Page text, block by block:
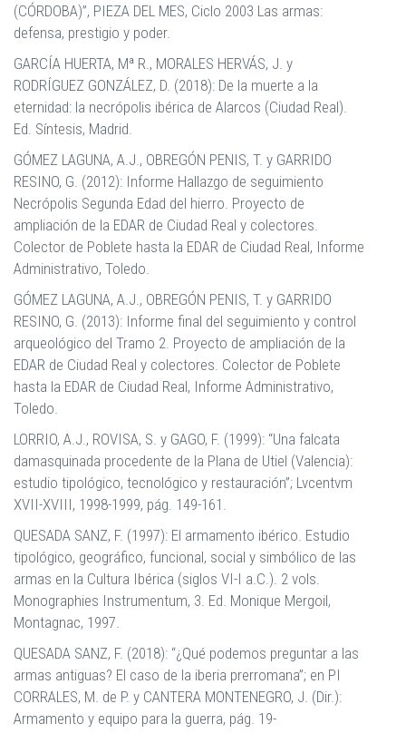
(CÓRDOBA)”, PIEZA DEL MES, Ciclo 2003 Las armas:
defensa, prestigio y poder.
GARCÍA HUERTA, Mª R., MORALES HERVÁS, J. y
RODRÍGUEZ GONZÁLEZ, D. (2018): De la muerte a la
eternidad: la necrópolis ibérica de Alarcos (Ciudad Real).
Ed. Síntesis, Madrid.
GÓMEZ LAGUNA, A.J., OBREGÓN PENIS, T. y GARRIDO
RESINO, G. (2012): Informe Hallazgo de seguimiento
Necrópolis Segunda Edad del hierro. Proyecto de
ampliación de la EDAR de Ciudad Real y colectores.
Colector de Poblete hasta la EDAR de Ciudad Real, Informe
Administrativo, Toledo.
GÓMEZ LAGUNA, A.J., OBREGÓN PENIS, T. y GARRIDO
RESINO, G. (2013): Informe final del seguimiento y control
arqueológico del Tramo 2. Proyecto de ampliación de la
EDAR de Ciudad Real y colectores. Colector de Poblete
hasta la EDAR de Ciudad Real, Informe Administrativo,
Toledo.
LORRIO, A.J., ROVISA, S. y GAGO, F. (1999): “Una falcata
damasquinada procedente de la Plana de Utiel (Valencia):
estudio tipológico, tecnológico y restauración”; Lvcentvm
XVII-XVIII, 1998-1999, pág. 149-161.
QUESADA SANZ, F. (1997): El armamento ibérico. Estudio
tipológico, geográfico, funcional, social y simbólico de las
armas en la Cultura Ibérica (siglos VI-I a.C.). 2 vols.
Monographies Instrumentum, 3. Ed. Monique Mergoil,
Montagnac, 1997.
QUESADA SANZ, F. (2018): “¿Qué podemos preguntar a las
armas antiguas? El caso de la iberia prerromana”; en PI
CORRALES, M. de P. y CANTERA MONTENEGRO, J. (Dir.):
Armamento y equipo para la guerra, pág. 19-